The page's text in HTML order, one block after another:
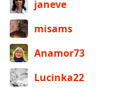
janeve
misams
Anamor73
Lucinka22